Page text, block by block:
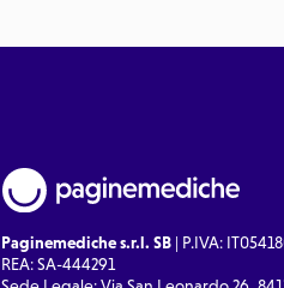
Paginemediche s.r.l. SB | P.IVA:
REA: SA-444291